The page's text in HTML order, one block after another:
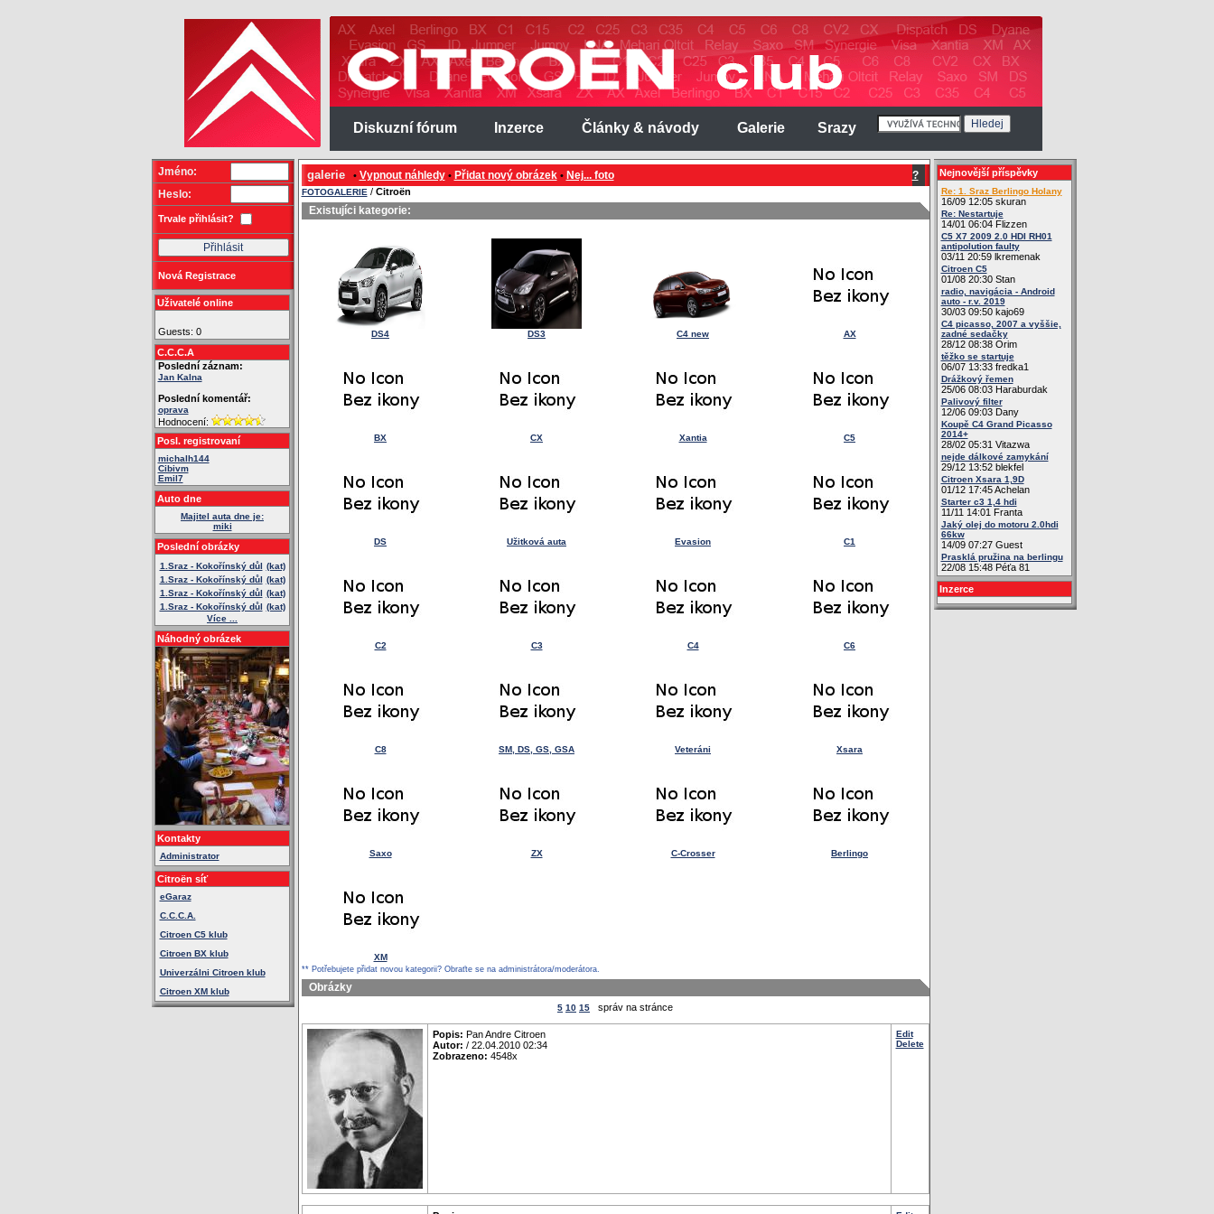
Diskuzní fórum Inzerce Články & návody Galerie Srazy
Jméno:
Heslo:
Trvale přihlásit?
Nová Registrace
Uživatelé online
Guests: 0
C.C.C.A
Poslední záznam:
Jan Kalna
Poslední komentář:
oprava
Hodnocení:
Posl. registrovaní
michalh144
Cibivm
Emil7
Auto dne
Majitel auta dne je:
miki
Poslední obrázky
1.Sraz - Kokořínský důl (kat)
1.Sraz - Kokořínský důl (kat)
1.Sraz - Kokořínský důl (kat)
1.Sraz - Kokořínský důl (kat)
Více ...
Náhodný obrázek
Kontakty
Administrator
Citroën síť
eGaraz
C.C.C.A.
Citroen C5 klub
Citroen BX klub
Univerzálni Citroen klub
Citroen XM klub
galerie• Vypnout náhledy• Přidat nový obrázek• Nej... foto ?
FOTOGALERIE / Citroën
Existujíci kategorie:
DS4 DS3 C4 new AX
BX CX Xantia C5
DS Užitková auta Evasion C1
C2 C3 C4 C6
C8 SM, DS, GS, GSA Veteráni Xsara
Saxo ZX C-Crosser Berlingo
XM
** Potřebujete přidat novou kategorii? Obraťte se na administrátora/moderátora.
Obrázky
5 10 15 správ na stránce
Popis: Pan Andre Citroen
Autor: / 22.04.2010 02:34
Zobrazeno: 4548x
Edit
Delete
Nejnovější příspěvky
Re: 1. Sraz Berlingo Holany
16/09 12:05 skuran
Re: Nestartuje
14/01 06:04 Flizzen
C5 X7 2009 2.0 HDI RH01
antipolution faulty
03/11 20:59 lkremenak
Citroen C5
01/08 20:30 Stan
radio, navigácia - Android
auto - r.v. 2019
30/03 09:50 kajo69
C4 picasso, 2007 a vyššie,
zadné sedačky
28/12 08:38 Orim
těžko se startuje
06/07 13:33 fredka1
Drážkový řemen
25/06 08:03 Haraburdak
Palivový filter
12/06 09:03 Dany
Koupě C4 Grand Picasso
2014+
28/02 05:31 Vitazwa
nejde dálkové zamykání
29/12 13:52 blekfel
Citroen Xsara 1,9D
01/12 17:45 Achelan
Starter c3 1,4 hdi
11/11 14:01 Franta
Jaký olej do motoru 2.0hdi
66kw
14/09 07:27 Guest
Prasklá pružina na berlingu
22/08 15:48 Péťa 81
Inzerce